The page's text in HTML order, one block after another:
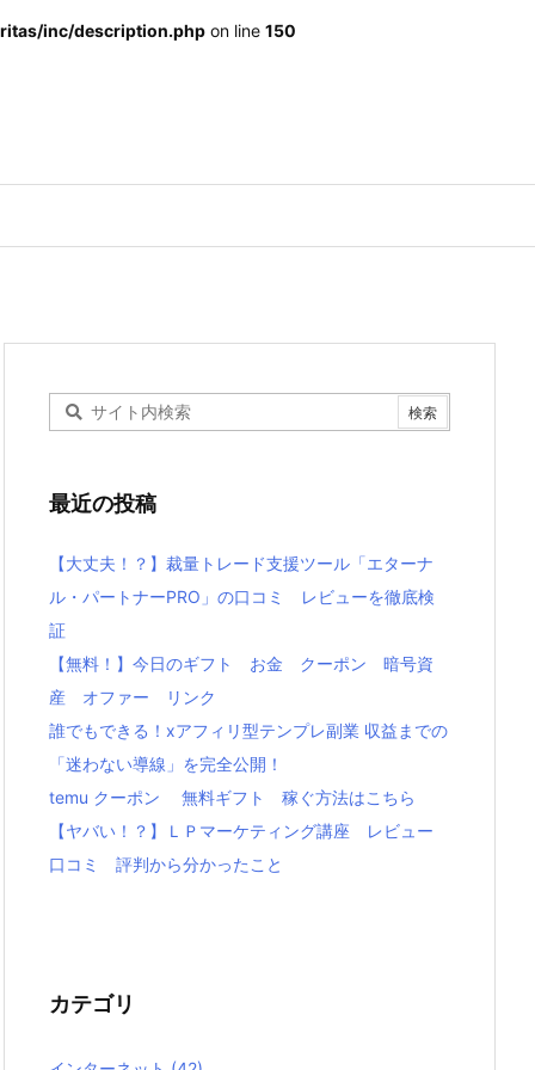
inc/description.php on line 150
最近の投稿
【大丈夫！？】裁量トレード支援ツール「エターナ
ル・パートナーPRO」の口コミ レビューを徹底検
証
【無料！】今日のギフト お金 クーポン 暗号資
産 オファー リンク
誰でもできる！xアフィリ型テンプレ副業 収益までの
「迷わない導線」を完全公開！
temu クーポン 無料ギフト 稼ぐ方法はこちら
【ヤバい！？】ＬＰマーケティング講座 レビュー
口コミ 評判から分かったこと
カテゴリ